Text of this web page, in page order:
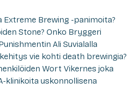
Extreme Brewing -panimoita?
Stone? Onko Bryggeri
Ali Suvialalla
vie kohti death brewingia?
Wort Vikernes joka
klinikoita uskonnollisena